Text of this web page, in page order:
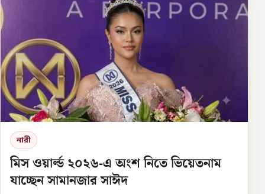
নারী
মিস ওয়ার্ল্ড ২০২৬-এ অংশ নিতে ভিয়েতনাম
যাচ্ছেন সামানজার সাঈদ